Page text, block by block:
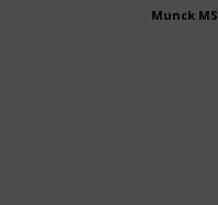
Munck MS